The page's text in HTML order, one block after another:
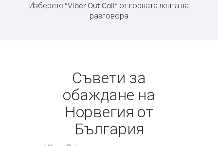
Изберете “Viber Out Call” от горната лента на
разговора
Съвети за
обаждане на
Норвегия от
България